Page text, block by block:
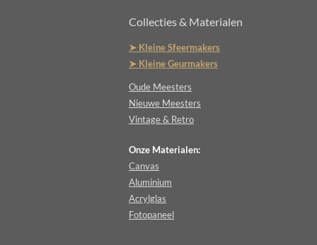
Collecties & Materialen
➤ Kleine Sfeermakers
➤ Kleine Geurmakers
Oude Meesters
Nieuwe Meesters
Vintage & Retro
Onze Materialen:
Canvas
Aluminium
Acrylglas
Fotopaneel